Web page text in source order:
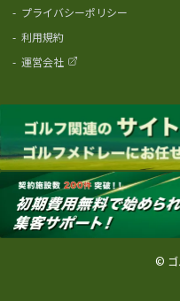
- プライバシーポリシー
- 利用規約
- 運営会社
© ゴ